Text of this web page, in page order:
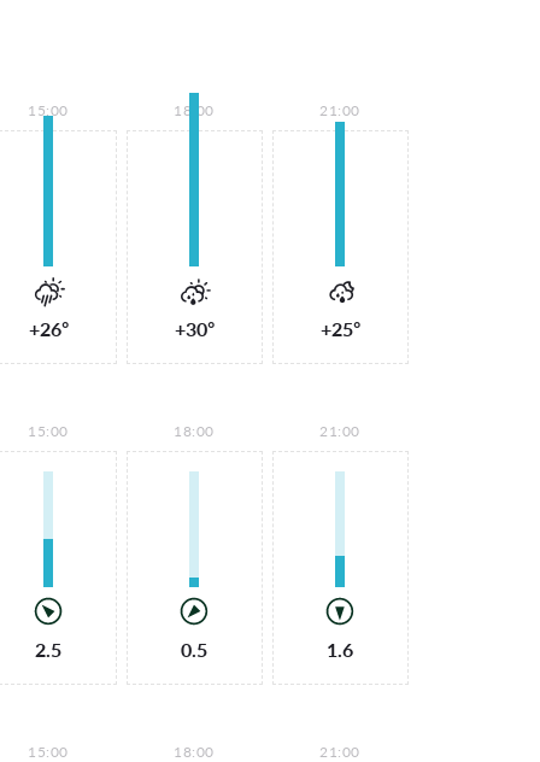
15:00
+26°
18:00
+30°
21:00
+25°
15:00
2.5
18:00
0.5
21:00
1.6
15:00 18:00 21:00